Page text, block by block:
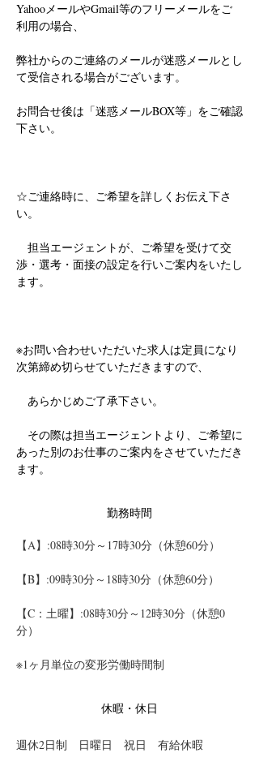
YahooメールやGmail等のフリーメールをご
利用の場合、
弊社からのご連絡のメールが迷惑メールとし
て受信される場合がございます。
お問合せ後は「迷惑メールBOX等」をご確認
下さい。
☆ご連絡時に、ご希望を詳しくお伝え下さ
い。
担当エージェントが、ご希望を受けて交
渉・選考・面接の設定を行いご案内をいたし
ます。
※お問い合わせいただいた求人は定員になり
次第締め切らせていただきますので、
あらかじめご了承下さい。
その際は担当エージェントより、ご希望に
あった別のお仕事のご案内をさせていただき
ます。
勤務時間
【A】:08時30分～17時30分（休憩60分）
【B】:09時30分～18時30分（休憩60分）
【C：土曜】:08時30分～12時30分（休憩0
分）
※1ヶ月単位の変形労働時間制
休暇・休日
週休2日制　日曜日　祝日　有給休暇